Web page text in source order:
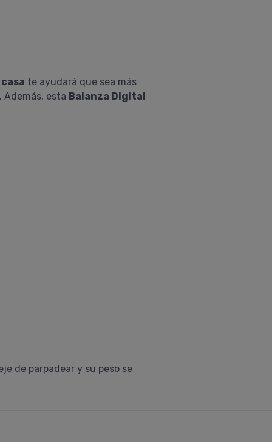
te ayudará que sea más
Además, esta Balanza Digital
de parpadear y su peso se